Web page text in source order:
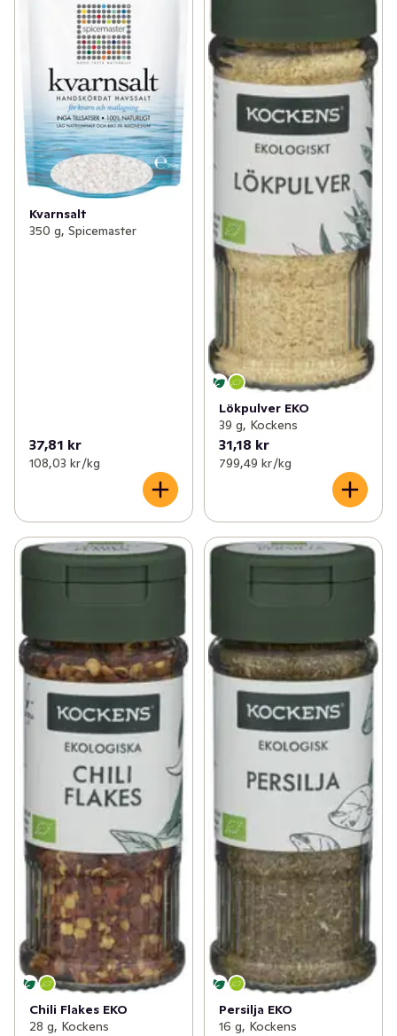
Kvarnsalt
350 g, Spicemaster
37,81 kr
108,03 kr /kg
Lökpulver EKO
39 g, Kockens
31,18 kr
799,49 kr /kg
Chili Flakes EKO
28 g, Kockens
Persilja EKO
16 g, Kockens